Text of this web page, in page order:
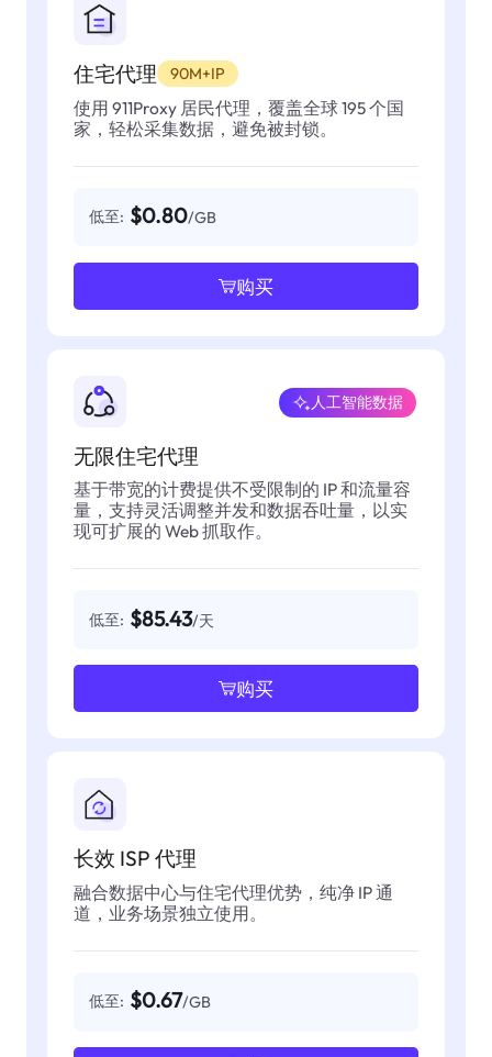
住宅代理 90M+IP
使用 911Proxy 居民代理，覆盖全球 195 个国
家，轻松采集数据，避免被封锁。
低至: $0.80/GB
购买
无限住宅代理
人工智能数据
基于带宽的计费提供不受限制的 IP 和流量容
量，支持灵活调整并发和数据吞吐量，以实
现可扩展的 Web 抓取作。
低至: $85.43/天
购买
长效 ISP 代理
融合数据中心与住宅代理优势，纯净 IP 通
道，业务场景独立使用。
低至: $0.67/GB